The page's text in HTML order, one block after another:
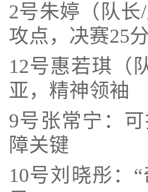
2号朱婷（队
攻点，决赛25
12号惠若琪（
亚，精神领袖
9号张常宁：
障关键
10号刘晓彤：